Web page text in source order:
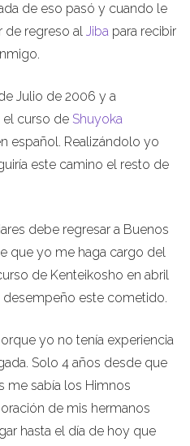
de eso pasó y cuando le
de regreso al Jiba para recibir
Julio de 2006 y a
curso de Shuyoka
español. Realizándolo yo
este camino el resto de
debe regresar a Buenos
que yo me haga cargo del
de Kenteikosho en abril
este cometido.
yo no tenía experiencia
Solo 4 años desde que
me sabía los Himnos
de mis hermanos
hasta el día de hoy que